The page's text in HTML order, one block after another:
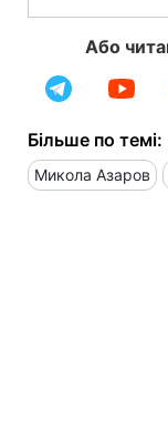
Або
Більше по темі:
Микола Азаров